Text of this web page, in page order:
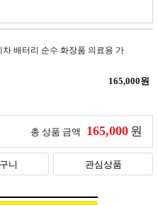
배터리 순수 화장품 의료용 가
165,000원
총 상품 금액 165,000 원
니 관심상품